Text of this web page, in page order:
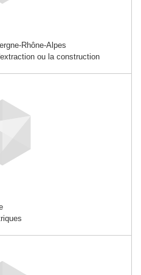
Rhône-Alpes
ou la construction